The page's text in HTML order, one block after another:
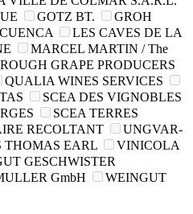
GOTZ BT.
GROH
LES CAVES DE LA
MARCEL MARTIN / The
GRAPE PRODUCERS
QUALIA WINES SERVICES
SCEA DES VIGNOBLES
SCEA TERRES
RECOLTANT
UNGVAR-
THOMAS EARL
VINICOLA
GESCHWISTER
GmbH
WEINGUT